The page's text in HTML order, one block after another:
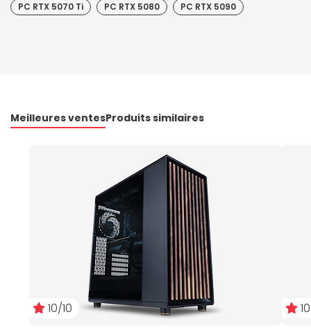
PC RTX 5070 Ti
PC RTX 5080 PC RTX 5090
Meilleures ventesProduits similaires
10/10